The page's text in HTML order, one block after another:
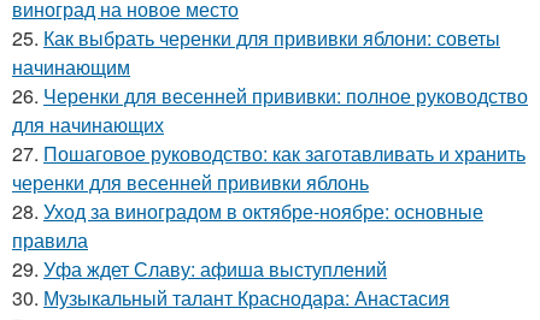
виноград на новое место
25. Как выбрать черенки для прививки яблони: советы
начинающим
26. Черенки для весенней прививки: полное руководство
для начинающих
27. Пошаговое руководство: как заготавливать и хранить
черенки для весенней прививки яблонь
28. Уход за виноградом в октябре-ноябре: основные
правила
29. Уфа ждет Славу: афиша выступлений
30. Музыкальный талант Краснодара: Анастасия